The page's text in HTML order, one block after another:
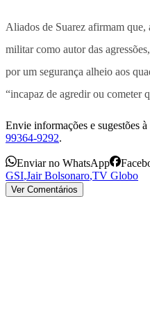
Aliados de Suarez afirmam que,
militar como autor das
por um segurança alheio aos
“incapaz de agredir ou cometer
Envie informações e sugestões
99364-9292.
Enviar no WhatsApp
GSI,Jair Bolsonaro,TV Globo
Ver Comentários